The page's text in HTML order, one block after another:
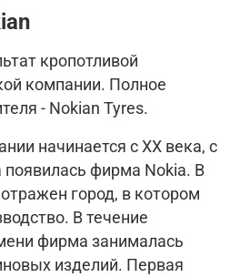
кропотливой
компании. Полное
- Nokian Tyres.
начинается с XX века, с
появилась фирма Nokia. В
город, в котором
В течение
фирма занималась
изделий. Первая